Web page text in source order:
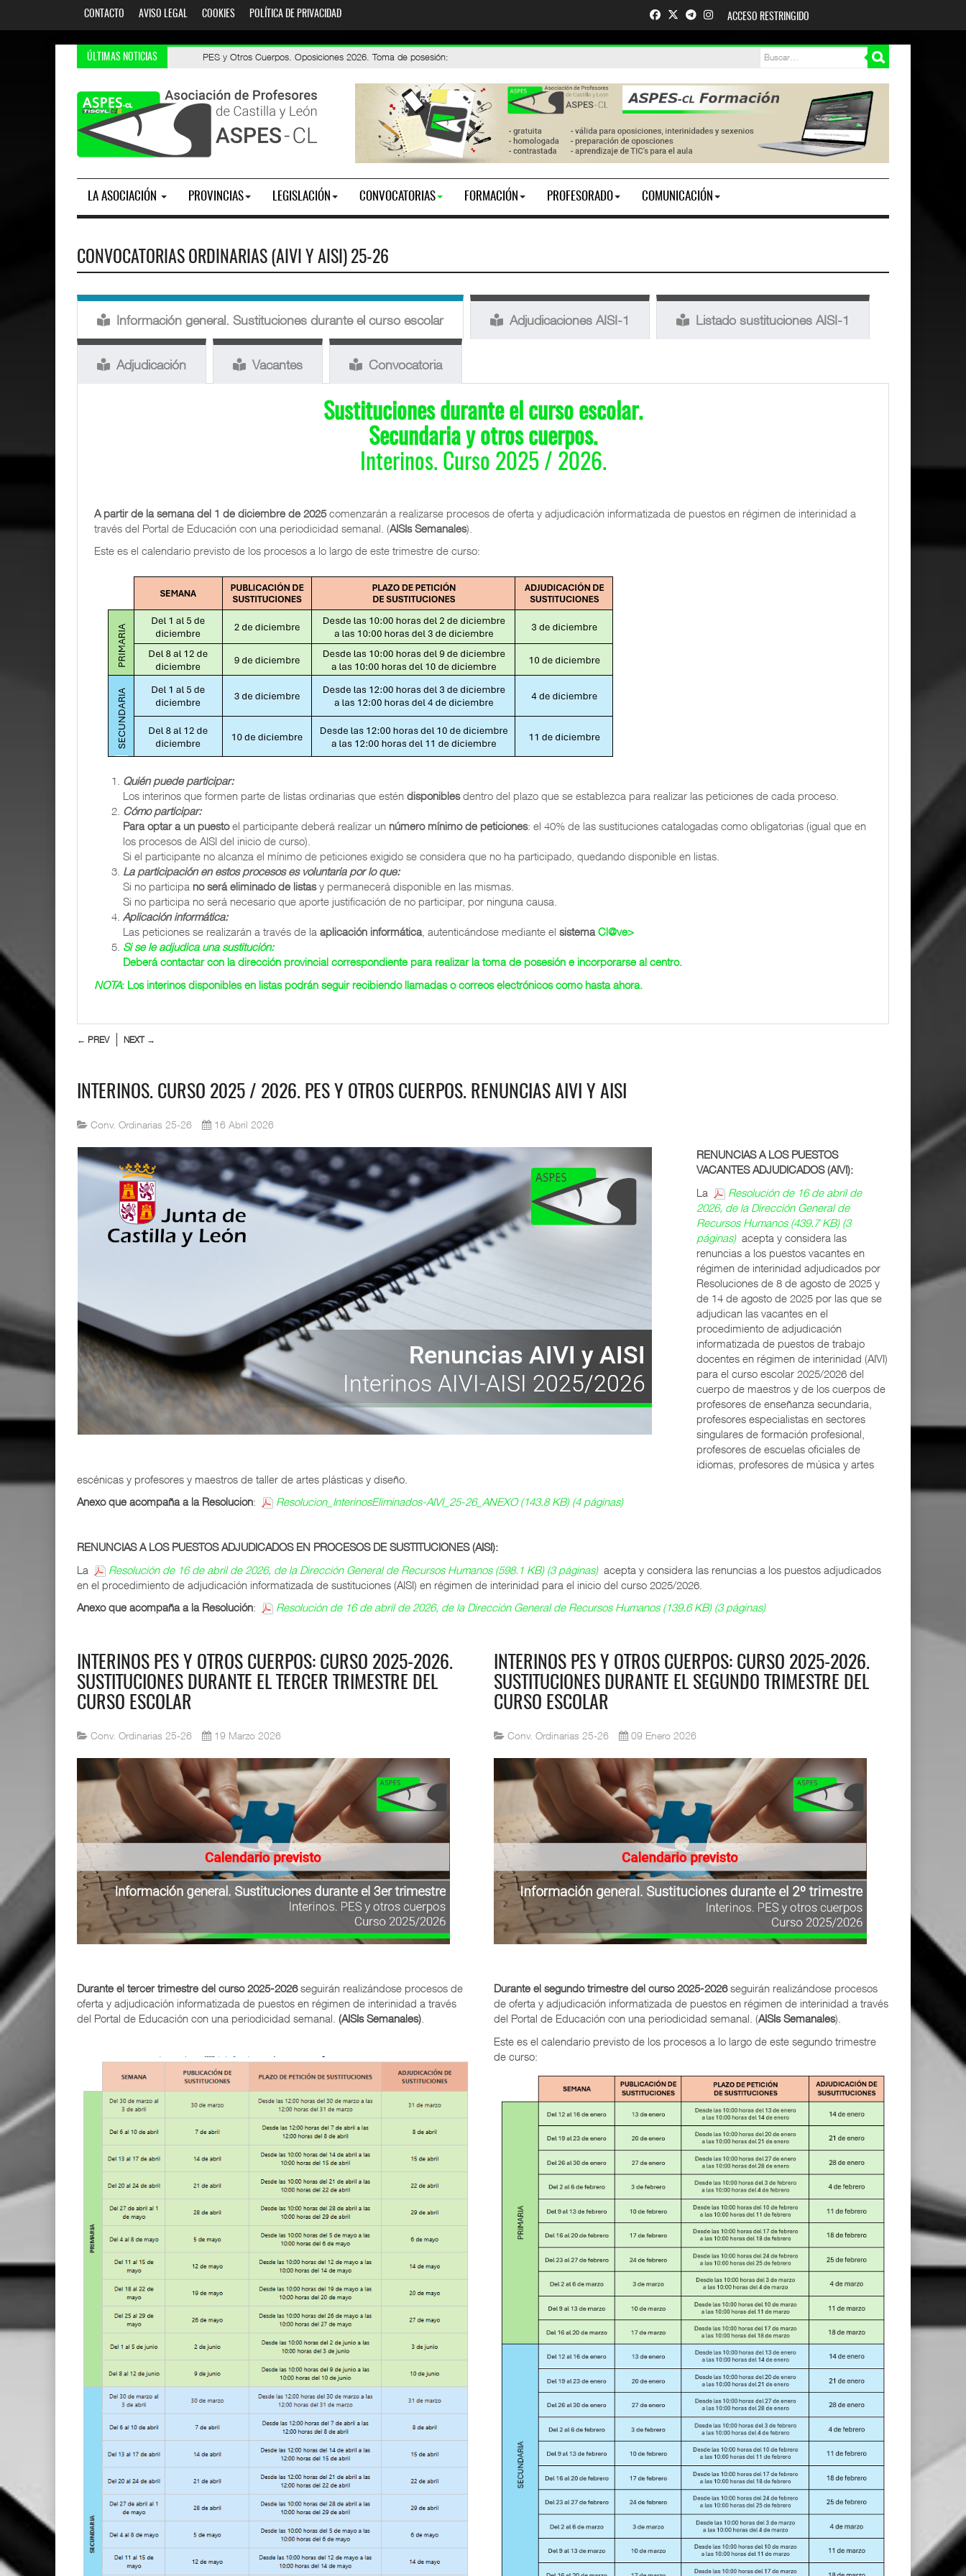
CONTACTO AVISO LEGAL COOKIES POLÍTICA DE PRIVACIDAD ACCESO RESTRINGIDO
ÚLTIMAS NOTICIAS Oposiciones 2026. AIDPRASEC: listados de participantes y vacantes
PES y Otros Cuerpos. Oposiciones 2026. Toma de posesión:
LA ASOCIACIÓN PROVINCIAS LEGISLACIÓN CONVOCATORIAS FORMACIÓN PROFESORADO COMUNICACIÓN
CONVOCATORIAS ORDINARIAS (AIVI Y AISI) 25-26
Información general. Sustituciones durante el curso escolar Adjudicaciones AISI-1 Listado sustituciones AISI-1
Adjudicación Vacantes Convocatoria
Sustituciones durante el curso escolar.
Secundaria y otros cuerpos.
Interinos. Curso 2025 / 2026.
A partir de la semana del 1 de diciembre de 2025comenzarán a realizarse procesos de oferta y adjudicación informatizada de puestos en régimen de interinidad a
través del Portal de Educación con una periodicidad semanal. (AISIs Semanales).
Este es el calendario previsto de los procesos a lo largo de este trimestre de curso:
Quién puede participar:
Los interinos que formen parte de listas ordinarias que estén disponiblesdentro del plazo que se establezca para realizar las peticiones de cada proceso.
Cómo participar:
Para optar a un puestoel participante deberá realizar un número mínimo de peticiones: el 40% de las sustituciones catalogadas como obligatorias (igual que en
los procesos de AISI del inicio de curso).
Si el participante no alcanza el mínimo de peticiones exigido se considera que no ha participado, quedando disponible en listas.
La participación en estos procesos es voluntaria por lo que:
Si no participa no será eliminado de listasy permanecerá disponible en las mismas.
Si no participa no será necesario que aporte justificación de no participar, por ninguna causa.
Aplicación informática:
Las peticiones se realizarán a través de la aplicación informática, autenticándose mediante el sistemaCl@ve>
Si se le adjudica una sustitución:
Deberá contactar con la dirección provincial correspondiente para realizar la toma de posesión e incorporarse al centro.
NOTA: Los interinos disponibles en listas podrán seguir recibiendo llamadas o correos electrónicos como hasta ahora.
← PREV NEXT →
INTERINOS. CURSO 2025 / 2026. PES Y OTROS CUERPOS. RENUNCIAS AIVI Y AISI
Conv. Ordinarias 25-26 16 Abril 2026
RENUNCIAS A LOS PUESTOS
VACANTES ADJUDICADOS (AIVI):
La
Resolución de 16 de abril de
2026, de la Dirección General de
Recursos Humanos (439.7 KB) (3
páginas) acepta y considera las
renuncias a los puestos vacantes en
régimen de interinidad adjudicados por
Resoluciones de 8 de agosto de 2025 y
de 14 de agosto de 2025 por las que se
adjudican las vacantes en el
procedimiento de adjudicación
informatizada de puestos de trabajo
docentes en régimen de interinidad (AIVI)
para el curso escolar 2025/2026 del
cuerpo de maestros y de los cuerpos de
profesores de enseñanza secundaria,
profesores especialistas en sectores
singulares de formación profesional,
profesores de escuelas oficiales de
idiomas, profesores de música y artes
escénicas y profesores y maestros de taller de artes plásticas y diseño.
Anexo que acompaña a la Resolucion: Resolucion_InterinosEliminados-AIVI_25-26_ANEXO (143.8 KB) (4 páginas)
RENUNCIAS A LOS PUESTOS ADJUDICADOS EN PROCESOS DE SUSTITUCIONES (AISI):
La
Resolución de 16 de abril de 2026, de la Dirección General de Recursos Humanos (598.1 KB) (3 páginas) acepta y considera las renuncias a los puestos adjudicados
en el procedimiento de adjudicación informatizada de sustituciones (AISI) en régimen de interinidad para el inicio del curso 2025/2026.
Anexo que acompaña a la Resolución: Resolución de 16 de abril de 2026, de la Dirección General de Recursos Humanos (139.6 KB) (3 páginas)
INTERINOS PES Y OTROS CUERPOS: CURSO 2025-2026.
SUSTITUCIONES DURANTE EL TERCER TRIMESTRE DEL
CURSO ESCOLAR
Conv. Ordinarias 25-26 19 Marzo 2026
Durante el tercer trimestre del curso 2025-2026seguirán realizándose procesos de
oferta y adjudicación informatizada de puestos en régimen de interinidad a través
del Portal de Educación con una periodicidad semanal. (AISIs Semanales)
INTERINOS PES Y OTROS CUERPOS: CURSO 2025-2026.
SUSTITUCIONES DURANTE EL SEGUNDO TRIMESTRE DEL
CURSO ESCOLAR
Conv. Ordinarias 25-26 09 Enero 2026
Durante el segundo trimestre del curso 2025-2026seguirán realizándose procesos
de oferta y adjudicación informatizada de puestos en régimen de interinidad a través
del Portal de Educación con una periodicidad semanal. (AISIs Semanales).
Este es el calendario previsto de los procesos a lo largo de este segundo trimestre
de curso: